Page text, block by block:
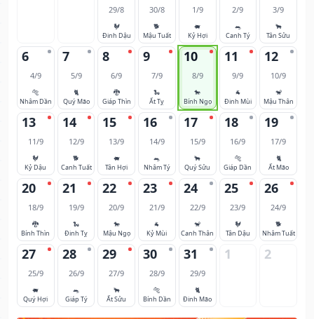
29/8
🐓
Đinh Dậu
30/8
🐕
Mậu Tuất
1/9
🐖
Kỷ Hợi
2/9
🐀
Canh Tý
3/9
🐂
Tân Sửu
6
4/9
🐅
Nhâm Dần
7
5/9
🐈
Quý Mão
8
6/9
🐉
Giáp Thìn
9
7/9
🐍
Ất Tỵ
10
8/9
🐎
Bính Ngọ
11
9/9
🐐
Đinh Mùi
12
10/9
🐒
Mậu Thân
13
11/9
🐓
Kỷ Dậu
14
12/9
🐕
Canh Tuất
15
13/9
🐖
Tân Hợi
16
14/9
🐀
Nhâm Tý
17
15/9
🐂
Quý Sửu
18
16/9
🐅
Giáp Dần
19
17/9
🐈
Ất Mão
20
18/9
🐉
Bính Thìn
21
19/9
🐍
Đinh Tỵ
22
20/9
🐎
Mậu Ngọ
23
21/9
🐐
Kỷ Mùi
24
22/9
🐒
Canh Thân
25
23/9
🐓
Tân Dậu
26
24/9
🐕
Nhâm Tuất
27
25/9
🐖
Quý Hợi
28
26/9
🐀
Giáp Tý
29
27/9
🐂
Ất Sửu
30
28/9
🐅
Bính Dần
31
29/9
🐈
Đinh Mão
1 2